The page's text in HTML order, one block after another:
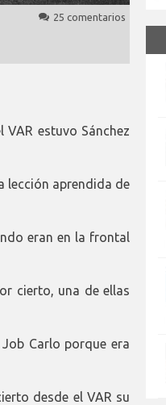
25 comentarios
estuvo Sánchez
lección aprendida de
eran en la frontal
cierto, una de ellas
Carlo porque era
desde el VAR su